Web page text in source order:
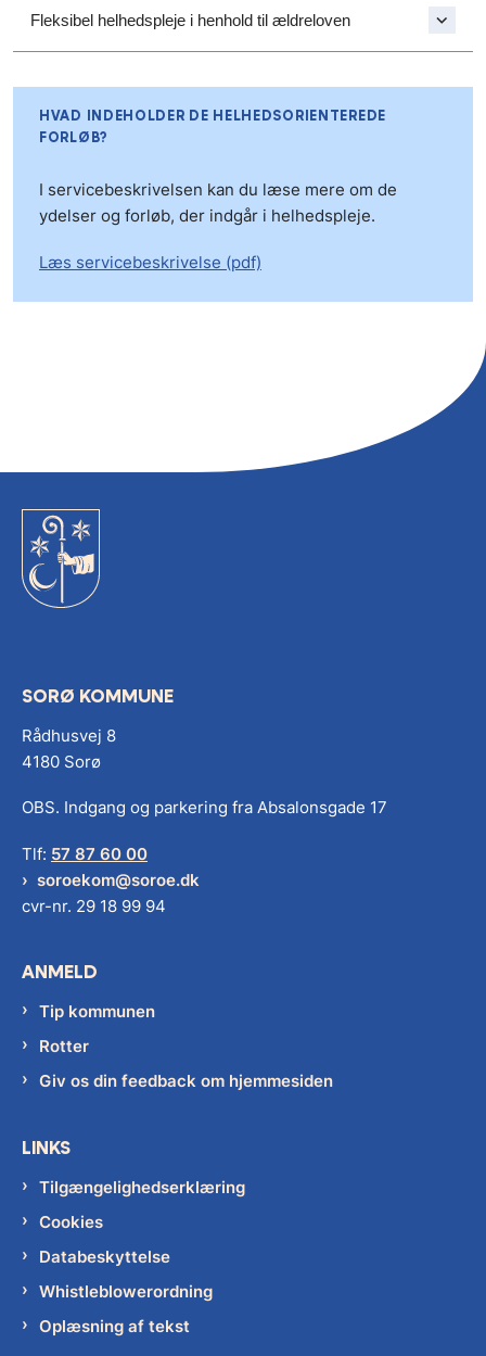
Fleksibel helhedspleje i henhold til ældreloven
HVAD INDEHOLDER DE HELHEDSORIENTEREDE
FORLØB?
I servicebeskrivelsen kan du læse mere om de
ydelser og forløb, der indgår i helhedspleje.
Læs servicebeskrivelse (pdf)
SORØ KOMMUNE
Rådhusvej 8
4180 Sorø
OBS. Indgang og parkering fra Absalonsgade 17
Tlf: 57 87 60 00
soroekom@soroe.dk
cvr-nr. 29 18 99 94
ANMELD
Tip kommunen
Rotter
Giv os din feedback om hjemmesiden
LINKS
Tilgængelighedserklæring
Cookies
Databeskyttelse
Whistleblowerordning
Oplæsning af tekst